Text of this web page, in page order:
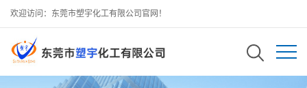
欢迎访问：东莞市塑宇化工有限公司官网！